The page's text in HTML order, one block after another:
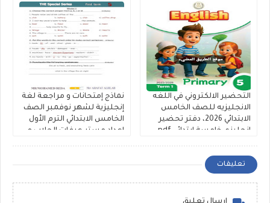
التحضير الالكتروني في اللغه
الانجليزيه للصف الخامس
الابتدائي 2026، دفتر تحضير
انجليزي خامسة ابتدائي pdf
نماذج إمتحانات و مراجعة لغة
إنجليزية لشهر نوفمبر الصف
الخامس الابتدائي الترم الأول
اعداد مستر عرفات الحلاب و
تعليقات